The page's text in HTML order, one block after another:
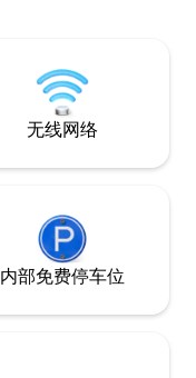
无线网络
内部免费停车位